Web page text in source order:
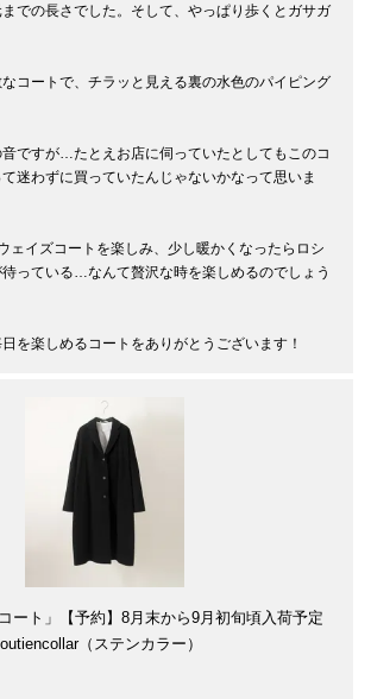
での長さでした。そして、やっぱり歩くとガサガ
コートで、チラッと見える裏の水色のパイピング
ですが…たとえお店に伺っていたとしてもこのコ
迷わずに買っていたんじゃないかなって思いま
ェイズコートを楽しみ、少し暖かくなったらロシ
待っている…なんて贅沢な時を楽しめるのでしょう
を楽しめるコートをありがとうございます！
ート」【予約】8月末から9月初旬頃入荷予定
（ステンカラー）